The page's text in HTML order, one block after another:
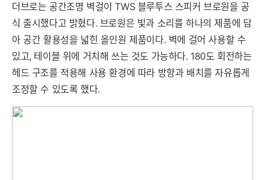
더브로는 공간조명 벽걸이 TWS 블루투스 스피커 브로원을 공
식 출시했다고 밝혔다. 브로원은 빛과 소리를 하나의 제품에 담
아 공간 활용성을 넓힌 올인원 제품이다. 벽에 걸어 사용할 수
있고, 테이블 위에 거치해 쓰는 것도 가능하다. 180도 회전하는
헤드 구조를 적용해 사용 환경에 따라 방향과 배치를 자유롭게
조정할 수 있도록 했다.